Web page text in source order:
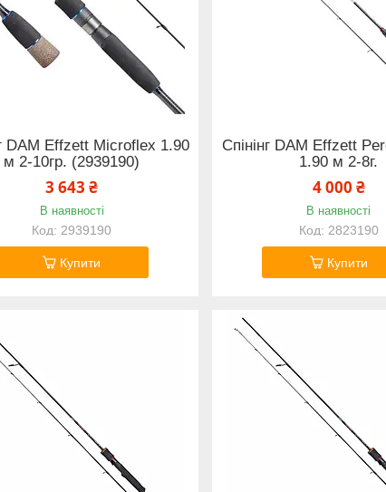
DAM Effzett Microflex 1.90
м 2-10гр. (2939190)
3 643 ₴
В наявності
2939190
Купити
Спінінг DAM Effzett
1.90 м 2-8г.
4 000 ₴
В наявності
2823190
Купити